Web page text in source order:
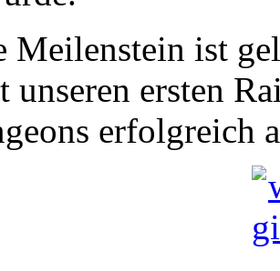
Meilenstein ist
ersten
erfolgreich